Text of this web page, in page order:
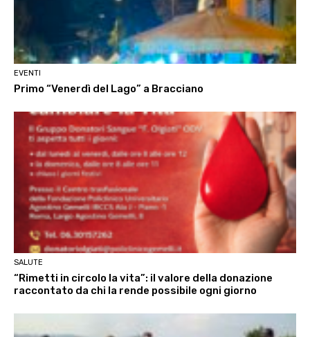
EVENTI
Primo “Venerdì del Lago” a Bracciano
SALUTE
“Rimetti in circolo la vita”: il valore della donazione
raccontato da chi la rende possibile ogni giorno